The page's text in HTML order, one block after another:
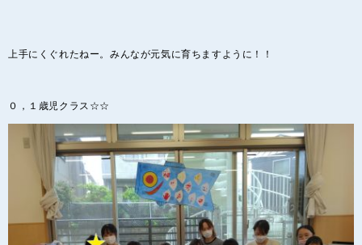
上手にくぐれたねー。みんなが元気に育ちますように！！
０，１歳児クラス☆☆